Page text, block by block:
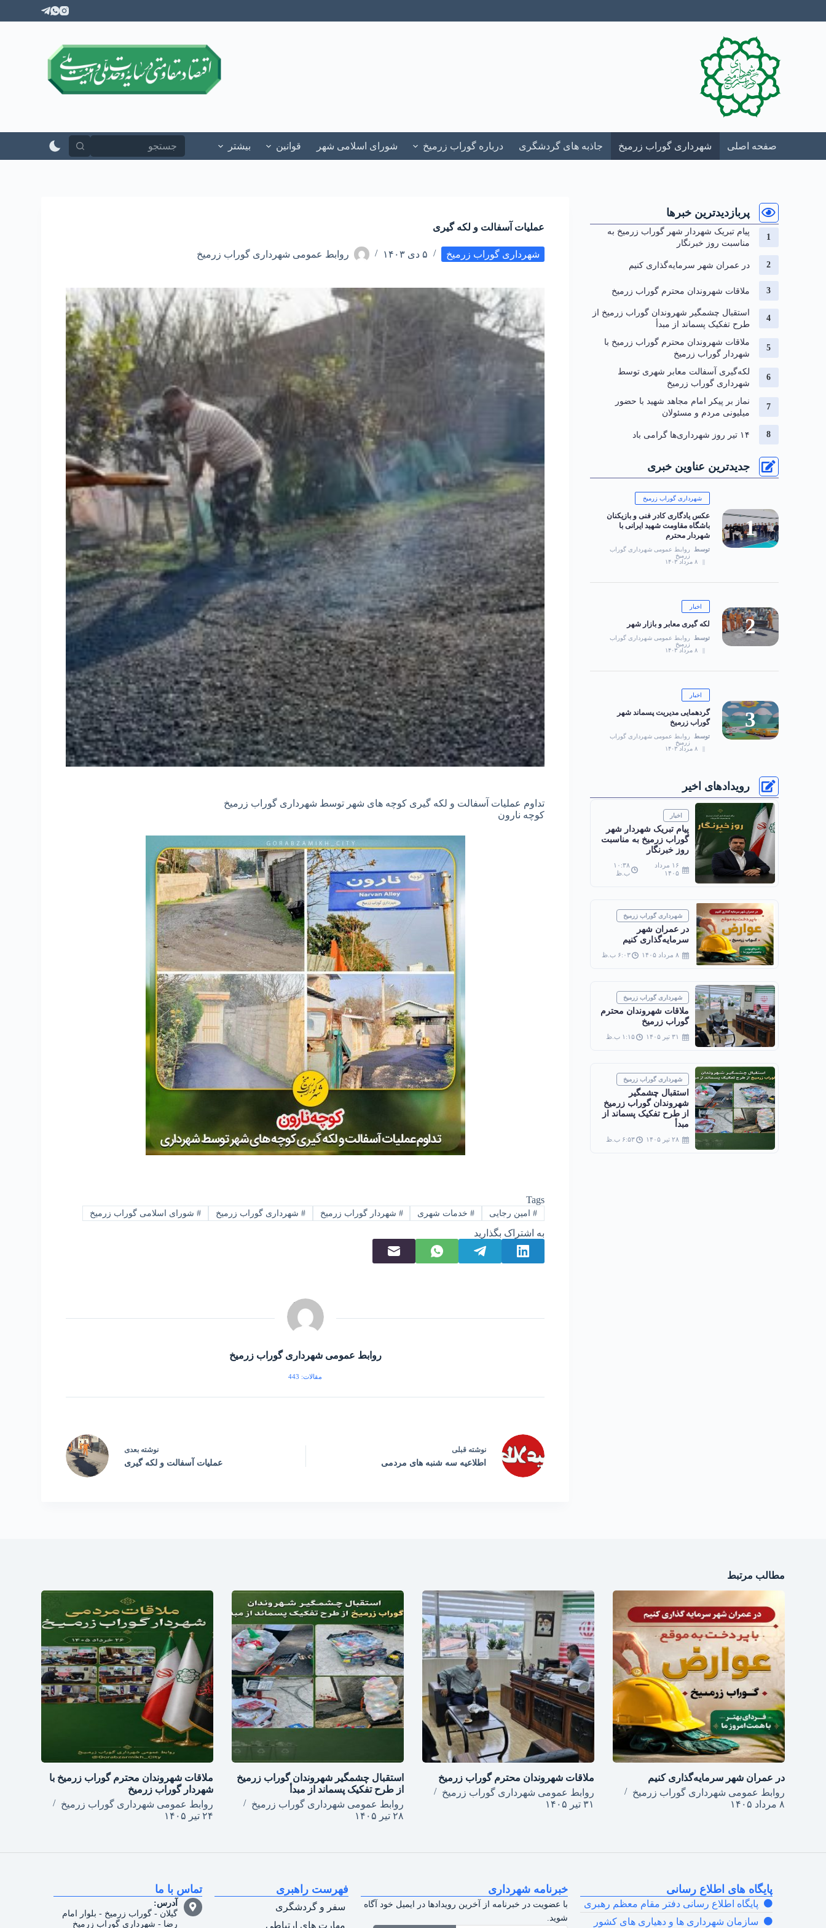
ر
صفحه اصلی شهرداری گوراب زرمیخ جاذبه های گردشگری درباره گوراب زرمیخ شورای اسلامی شهر قوانین بیشتر
عملیات آسفالت و لکه گیری
شهرداری گوراب زرمیخ ۵ دی ۱۴۰۳ روابط عمومی شهرداری گوراب زرمیخ
تداوم عملیات آسفالت و لکه گیری کوچه های شهر توسط شهرداری گوراب زرمیخ
کوچه نارون
Tags
#امین رجایی #خدمات شهری # شهردار گوراب زرمیخ # شهرداری گوراب زرمیخ #شورای اسلامی گوراب زرمیخ
به اشتراک بگذارید
روابط عمومی شهرداری گوراب زرمیخ
مقالات: 443
نوشته قبلی
اطلاعیه سه شنبه های مردمی
نوشته بعدی
عملیات آسفالت و لکه گیری
پربازدیدترین خبرها
پیام تبریک شهردار شهر گوراب زرمیخ به
مناسبت روز خبرنگار
در عمران شهر سرمایه‌گذاری کنیم
ملاقات شهروندان محترم گوراب زرمیخ
استقبال چشمگیر شهروندان گوراب زرمیخ از
طرح تفکیک پسماند از مبدأ
ملاقات شهروندان محترم گوراب زرمیخ با
شهردار گوراب زرمیخ
لکه‌گیری آسفالت معابر شهری توسط
شهرداری گوراب زرمیخ
نماز بر پیکر امام مجاهد شهید با حضور
میلیونی مردم و مسئولان
۱۴ تیر روز شهرداری‌ها گرامی باد
جدیدترین عناوین خبری
شهرداری گوراب زرمیخ
عکس یادگاری کادر فنی و بازیکنان
باشگاه مقاومت شهید ایرانی با
شهردار محترم
توسط
روابط عمومی شهرداری گوراب
زرمیخ
۸ مرداد ۱۴۰۳
اخبار
لکه گیری معابر و بازار شهر
توسط
روابط عمومی شهرداری گوراب
زرمیخ
۸ مرداد ۱۴۰۳
اخبار
گردهمایی مدیریت پسماند شهر
گوراب زرمیخ
توسط
روابط عمومی شهرداری گوراب
زرمیخ
۸ مرداد ۱۴۰۳
رویدادهای اخیر
اخبار
پیام تبریک شهردار شهر
گوراب زرمیخ به مناسبت
روز خبرنگار
۱۶ مرداد
۱۴۰۵
۱۰:۳۸
ب.ظ
شهرداری گوراب زرمیخ
در عمران شهر
سرمایه‌گذاری کنیم
۸ مرداد ۱۴۰۵ ۶:۰۳ ب.ظ
شهرداری گوراب زرمیخ
ملاقات شهروندان محترم
گوراب زرمیخ
۳۱ تیر ۱۴۰۵ ۱:۱۵ ب.ظ
شهرداری گوراب زرمیخ
استقبال چشمگیر
شهروندان گوراب زرمیخ
از طرح تفکیک پسماند از
مبدأ
۲۸ تیر ۱۴۰۵ ۶:۵۳ ب.ظ
مطالب مرتبط
در عمران شهر سرمایه‌گذاری کنیم
روابط عمومی شهرداری گوراب زرمیخ
۸ مرداد ۱۴۰۵
ملاقات شهروندان محترم گوراب زرمیخ
روابط عمومی شهرداری گوراب زرمیخ
۳۱ تیر ۱۴۰۵
استقبال چشمگیر شهروندان گوراب زرمیخ
از طرح تفکیک پسماند از مبدأ
روابط عمومی شهرداری گوراب زرمیخ
۲۸ تیر ۱۴۰۵
ملاقات شهروندان محترم گوراب زرمیخ با
شهردار گوراب زرمیخ
روابط عمومی شهرداری گوراب زرمیخ
۲۴ تیر ۱۴۰۵
پایگاه های اطلاع رسانی
پایگاه اطلاع رسانی دفتر مقام معظم رهبری
سازمان شهرداری ها و دهیاری های کشور
خبرنامه شهرداری
با عضویت در خبرنامه از آخرین رویدادها در ایمیل خود آگاه
شوید.
فهرست راهبری
سفر و گردشگری
مهارت های ارتباطی
تماس با ما
آدرس:
گیلان - گوراب زرمیخ - بلوار امام
رضا - شهرداری گوراب زرمیخ